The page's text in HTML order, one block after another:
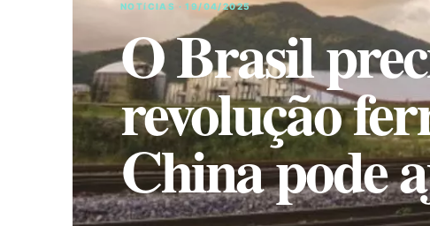
NOTíCIAS · 19/04/2025
O Brasil
revolução
China pode